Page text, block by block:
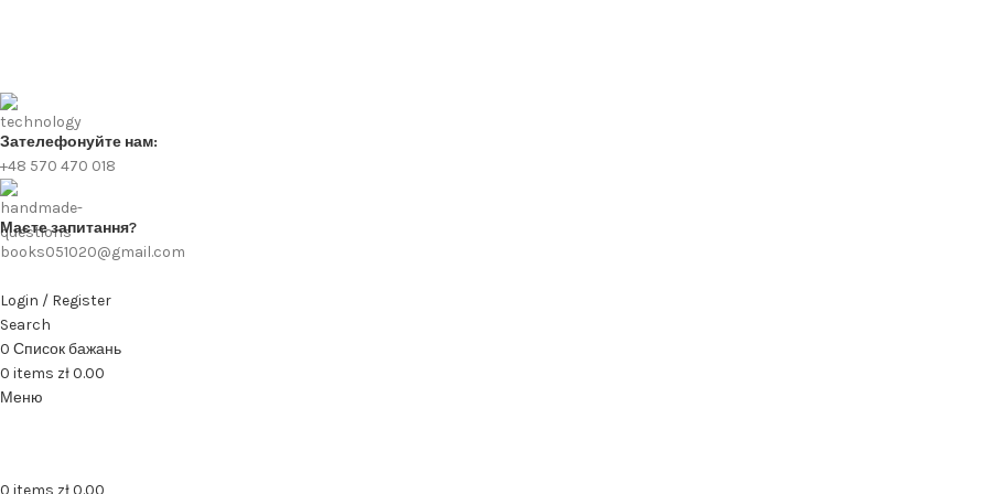
Зателефонуйте нам:
+48 570 470 018
Маєте запитання?
books051020@gmail.com
Login / Register
Search
0 Список бажань
0 items zł0.00
Меню
0 items zł0.00